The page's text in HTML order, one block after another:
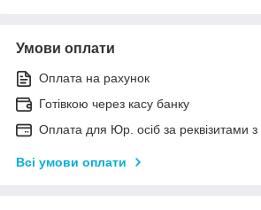
Умови оплати
Оплата на рахунок
Готівкою через касу банку
Оплата для Юр. осіб за реквізитами
Всі умови оплати